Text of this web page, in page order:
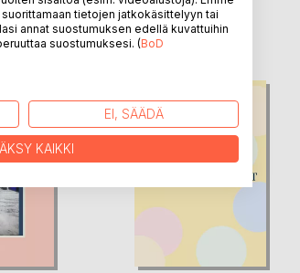
BoD:LLA
tietojen jatkokäsittelyyn tai
annat suostumuksen edellä kuvattuihin
suostumuksesi. (BoD
EI, SÄÄDÄ
KAIKKI